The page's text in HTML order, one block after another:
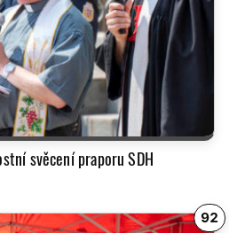
svěcení praporu SDH
92